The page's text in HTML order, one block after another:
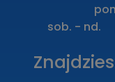
sob. - nd.